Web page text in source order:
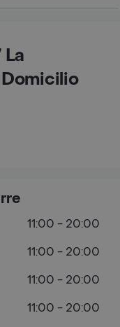
11:00 - 20:00
11:00 - 20:00
11:00 - 20:00
11:00 - 20:00